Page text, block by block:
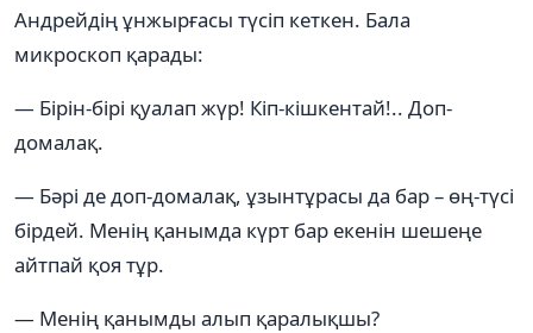
Андрейдің ұнжырғасы түсіп кеткен. Бала
микроскоп қарады:
— Бірін-бірі қуалап жүр! Кіп-кішкентай!.. Доп-
домалақ.
— Бәрі де доп-домалақ, ұзынтұрасы да бар – өң-түсі
бірдей. Менің қанымда күрт бар екенін шешеңе
айтпай қоя тұр.
— Менің қанымды алып қаралықшы?